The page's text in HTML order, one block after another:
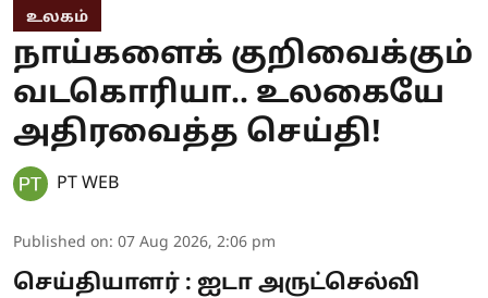
உலகம்
நாய்களைக் குறிவைக்கும்
வடகொரியா.. உலகையே
அதிரவைத்த செய்தி!
PT WEB
Published on: 07 Aug 2026, 2:06 pm
செய்தியாளர் : ஐடா அருட்செல்வி